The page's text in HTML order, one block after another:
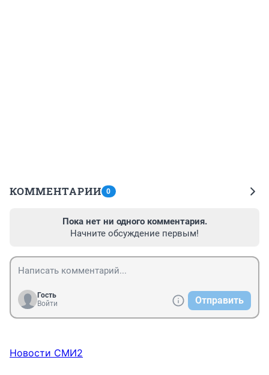
КОММЕНТАРИИ 0
Пока нет ни одного комментария.
Начните обсуждение первым!
Гость
Войти
Отправить
Новости СМИ2